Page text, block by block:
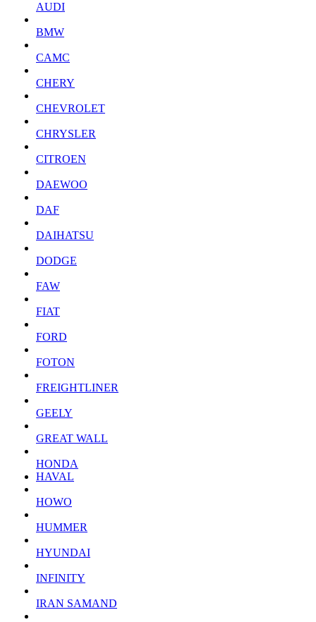
AUDI
BMW
CAMC
CHERY
CHEVROLET
CHRYSLER
CITROEN
DAEWOO
DAF
DAIHATSU
DODGE
FAW
FIAT
FORD
FOTON
FREIGHTLINER
GEELY
GREAT WALL
HONDA
HAVAL
HOWO
HUMMER
HYUNDAI
INFINITY
IRAN SAMAND